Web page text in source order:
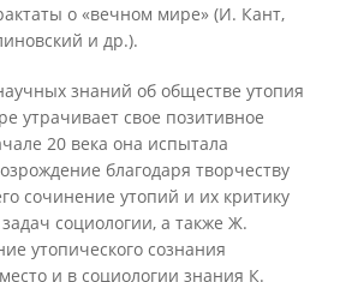
о «вечном мире» (И. Кант,
и др.).
знаний об обществе утопия
утрачивает свое позитивное
20 века она испытала
благодаря творчеству
сочинение утопий и их критику
социологии, а также Ж.
утопического сознания
и в социологии знания К.